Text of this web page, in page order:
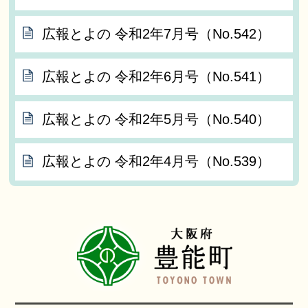
広報とよの 令和2年7月号（No.542）
広報とよの 令和2年6月号（No.541）
広報とよの 令和2年5月号（No.540）
広報とよの 令和2年4月号（No.539）